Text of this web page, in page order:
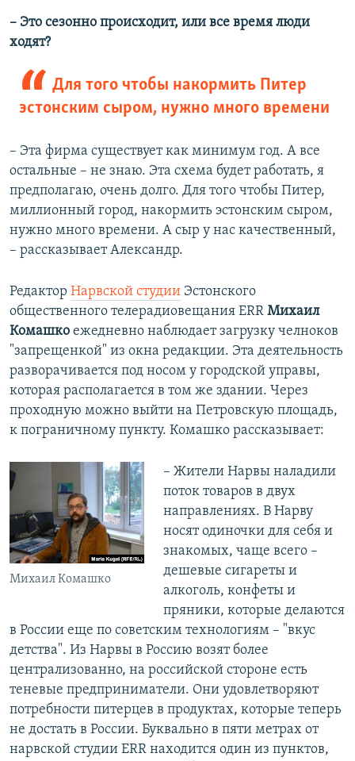
– Это сезонно происходит, или все время люди
ходят?
Для того чтобы накормить Питер
эстонским сыром, нужно много времени
– Эта фирма существует как минимум год. А все
остальные – не знаю. Эта схема будет работать, я
предполагаю, очень долго. Для того чтобы Питер,
миллионный город, накормить эстонским сыром,
нужно много времени. А сыр у нас качественный,
– рассказывает Александр.
Редактор Нарвской студии Эстонского
общественного телерадиовещания ERR Михаил
Комашко ежедневно наблюдает загрузку челноков
"запрещенкой" из окна редакции. Эта деятельность
разворачивается под носом у городской управы,
которая располагается в том же здании. Через
проходную можно выйти на Петровскую площадь,
к пограничному пункту. Комашко рассказывает:
Михаил Комашко
– Жители Нарвы наладили
поток товаров в двух
направлениях. В Нарву
носят одиночки для себя и
знакомых, чаще всего –
дешевые сигареты и
алкоголь, конфеты и
пряники, которые делаются
в России еще по советским технологиям – "вкус
детства". Из Нарвы в Россию возят более
централизованно, на российской стороне есть
теневые предприниматели. Они удовлетворяют
потребности питерцев в продуктах, которые теперь
не достать в России. Буквально в пяти метрах от
нарвской студии ERR находится один из пунктов,